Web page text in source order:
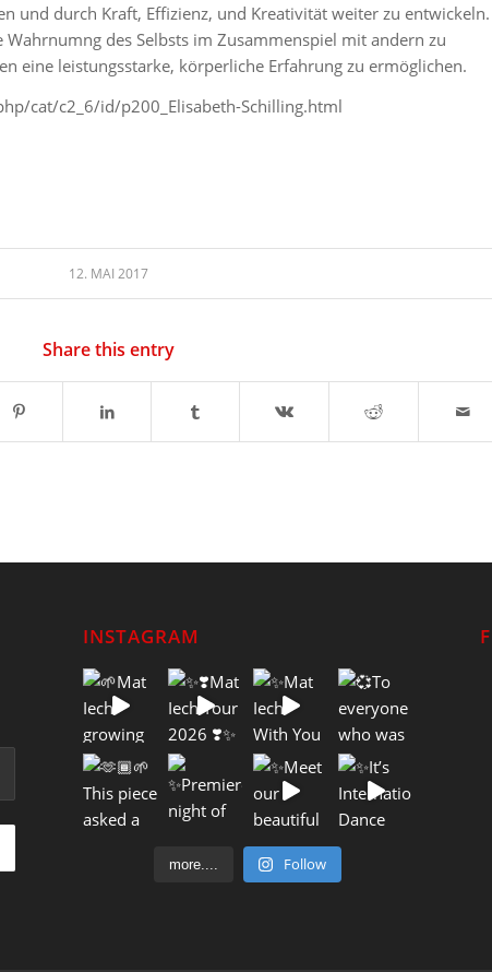
und durch Kraft, Effizienz, und Kreativität weiter zu entwickeln.
des Selbsts im Zusammenspiel mit andern zu
eine leistungsstarke, körperliche Erfahrung zu ermöglichen.
cat/c2_6/id/p200_Elisabeth-Schilling.html
12. MAI 2017
Share this entry
INSTAGRAM
more.... Follow